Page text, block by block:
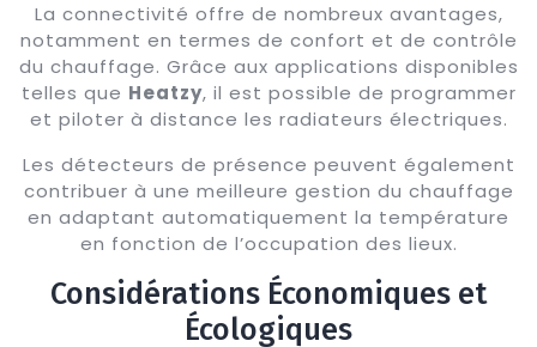
La connectivité offre de nombreux avantages,
notamment en termes de confort et de contrôle
du chauffage. Grâce aux applications disponibles
telles que Heatzy, il est possible de programmer
et piloter à distance les radiateurs électriques.
Les détecteurs de présence peuvent également
contribuer à une meilleure gestion du chauffage
en adaptant automatiquement la température
en fonction de l’occupation des lieux.
Considérations Économiques et
Écologiques